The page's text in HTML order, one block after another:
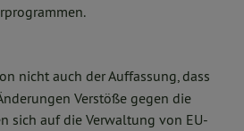
nicht auch der Auffassung, dass
Verstöße gegen die
sich auf die Verwaltung von EU-